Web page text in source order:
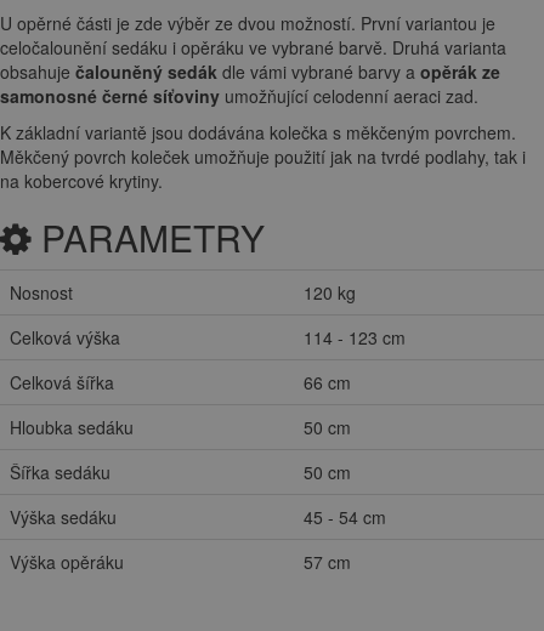
U opěrné části je zde výběr ze dvou možností. První variantou je
celočalounění sedáku i opěráku ve vybrané barvě. Druhá varianta
obsahuje čalouněný sedák dle vámi vybrané barvy a opěrák ze
samonosné černé síťoviny umožňující celodenní aeraci zad.
K základní variantě jsou dodávána kolečka s měkčeným povrchem.
Měkčený povrch koleček umožňuje použití jak na tvrdé podlahy, tak i
na kobercové krytiny.
PARAMETRY
Nosnost
120 kg
Celková výška
114 - 123 cm
Celková šířka
66 cm
Hloubka sedáku
50 cm
Šířka sedáku
50 cm
Výška sedáku
45 - 54 cm
Výška opěráku
57 cm